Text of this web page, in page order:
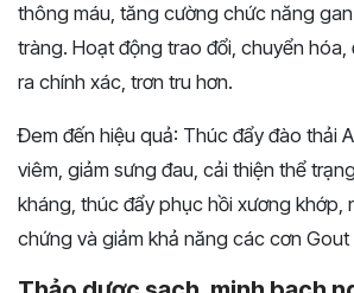
thông máu, tăng cường chức năng gan
tràng. Hoạt động trao đổi, chuyển hóa,
ra chính xác, trơn tru hơn.
Đem đến hiệu quả: Thúc đẩy đào thải
viêm, giảm sưng đau, cải thiện thể
kháng, thúc đẩy phục hồi xương khớp,
chứng và giảm khả năng các cơn